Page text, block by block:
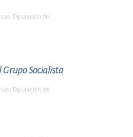
Diputación de
Grupo Socialista
Diputación de